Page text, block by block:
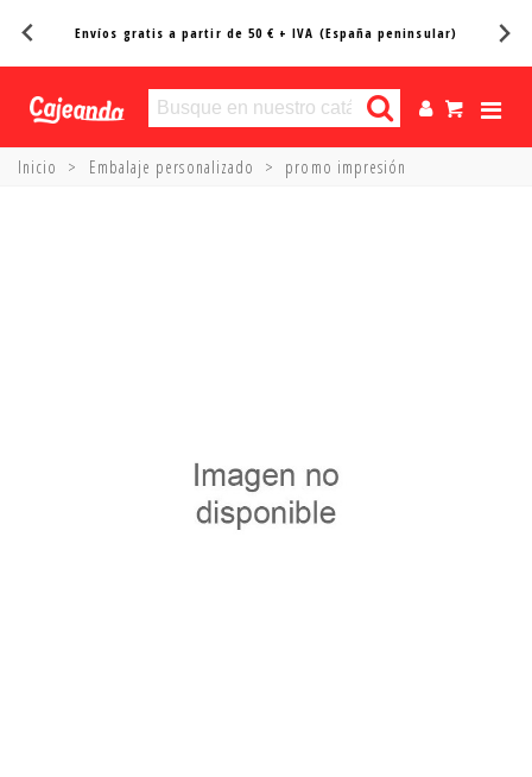
Envíos gratis a partir de 50 € + IVA (España peninsular)
Inicio > Embalaje personalizado > promo impresión